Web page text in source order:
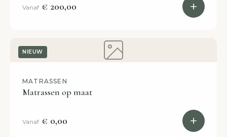
Vanaf € 200,00
NIEUW
MATRASSEN
Matrassen op maat
Vanaf € 0,00